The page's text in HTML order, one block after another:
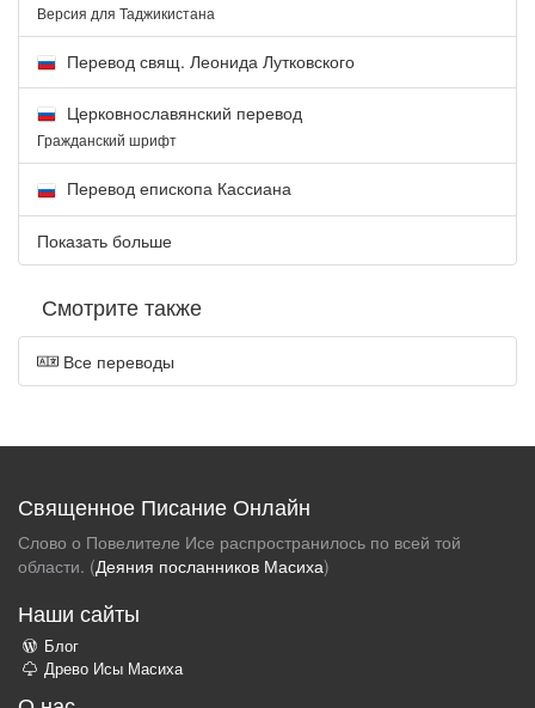
Версия для Таджикистана
Перевод свящ. Леонида Лутковского
Церковнославянский перевод
Гражданский шрифт
Перевод епископа Кассиана
Показать больше
Смотрите также
Все переводы
Священное Писание Онлайн
Слово о Повелителе Исе распространилось по всей той
области. (Деяния посланников Масиха)
Наши сайты
Блог
Древо Исы Масиха